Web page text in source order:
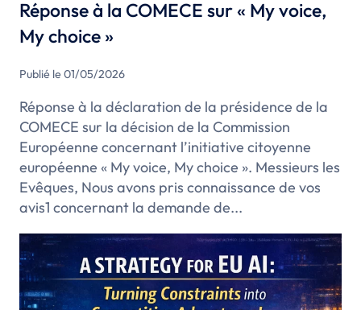
Réponse à la COMECE sur « My voice,
My choice »
Publié le 01/05/2026
Réponse à la déclaration de la présidence de la
COMECE sur la décision de la Commission
Européenne concernant l’initiative citoyenne
européenne « My voice, My choice ». Messieurs les
Evêques, Nous avons pris connaissance de vos
avis1 concernant la demande de...